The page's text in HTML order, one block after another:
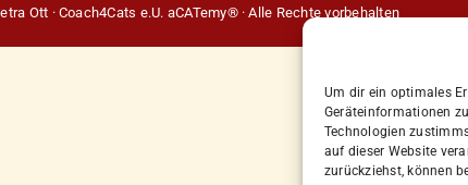
Um dir ein optimales
Geräteinformationen
Technologien
auf dieser Website
zurückziehst, können
Ott · Coach4Cats e.U. aCATemy® · Alle Rechte vorbehalten